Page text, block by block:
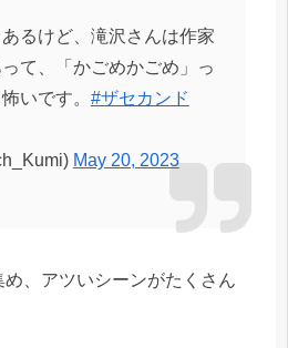
るけど、滝沢さんは作家
て、「かごめかごめ」っ
いです。 #ザセカンド
May 20, 2023
、アツいシーンがたくさん